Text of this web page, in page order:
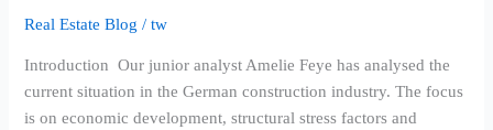
Real Estate Blog /tw
Introduction Our junior analyst Amelie Feye has analysed the
current situation in the German construction industry. The focus
is on economic development, structural stress factors and
of